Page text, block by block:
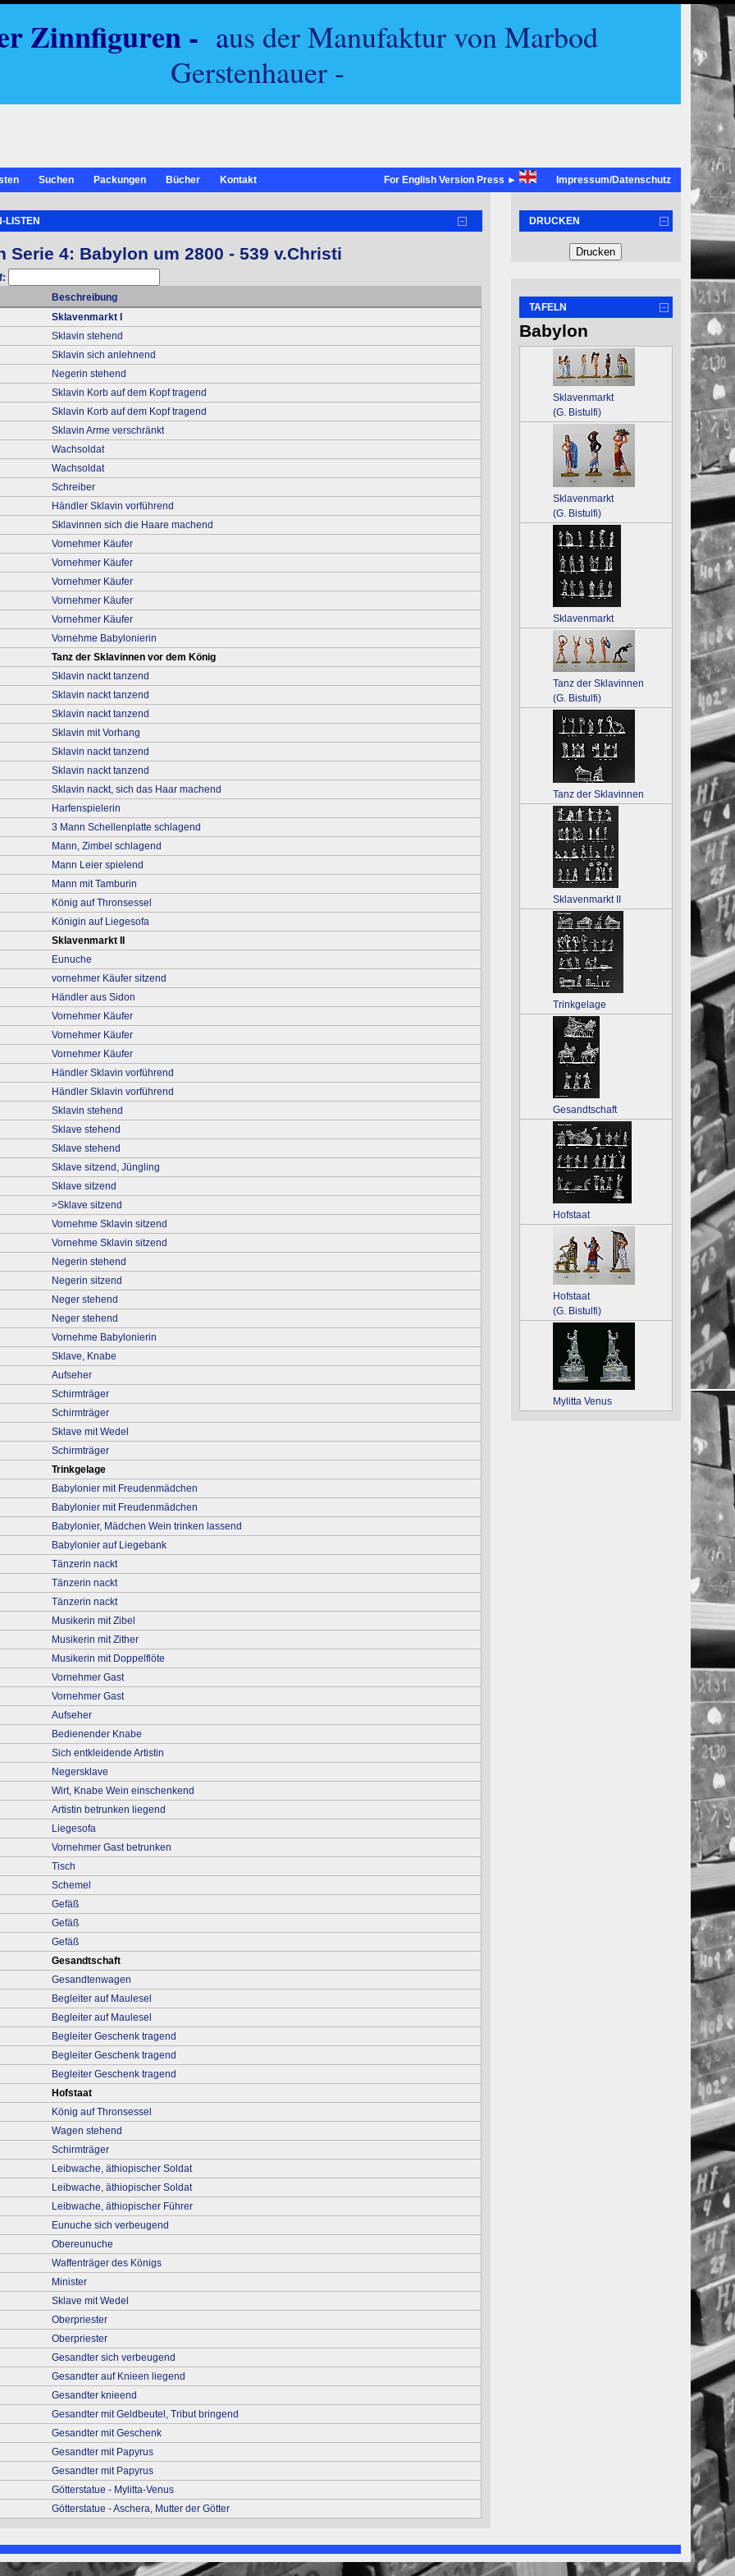
Zinnfiguren - aus der Manufaktur von Marbod
Gerstenhauer -
Suchen Packungen Bücher Kontakt For English Version Press ► Impressum/Datenschutz
LISTEN
Serie 4: Babylon um 2800 - 539 v.Christi
Beschreibung
Sklavenmarkt I
Sklavin stehend
Sklavin sich anlehnend
Negerin stehend
Sklavin Korb auf dem Kopf tragend
Sklavin Korb auf dem Kopf tragend
Sklavin Arme verschränkt
Wachsoldat
Wachsoldat
Schreiber
Händler Sklavin vorführend
Sklavinnen sich die Haare machend
Vornehmer Käufer
Vornehmer Käufer
Vornehmer Käufer
Vornehmer Käufer
Vornehmer Käufer
Vornehme Babylonierin
Tanz der Sklavinnen vor dem König
Sklavin nackt tanzend
Sklavin nackt tanzend
Sklavin nackt tanzend
Sklavin mit Vorhang
Sklavin nackt tanzend
Sklavin nackt tanzend
Sklavin nackt, sich das Haar machend
Harfenspielerin
3 Mann Schellenplatte schlagend
Mann, Zimbel schlagend
Mann Leier spielend
Mann mit Tamburin
König auf Thronsessel
Königin auf Liegesofa
Sklavenmarkt II
Eunuche
vornehmer Käufer sitzend
Händler aus Sidon
Vornehmer Käufer
Vornehmer Käufer
Vornehmer Käufer
Händler Sklavin vorführend
Händler Sklavin vorführend
Sklavin stehend
Sklave stehend
Sklave stehend
Sklave sitzend, Jüngling
Sklave sitzend
>Sklave sitzend
Vornehme Sklavin sitzend
Vornehme Sklavin sitzend
Negerin stehend
Negerin sitzend
Neger stehend
Neger stehend
Vornehme Babylonierin
Sklave, Knabe
Aufseher
Schirmträger
Schirmträger
Sklave mit Wedel
Schirmträger
Trinkgelage
Babylonier mit Freudenmädchen
Babylonier mit Freudenmädchen
Babylonier, Mädchen Wein trinken lassend
Babylonier auf Liegebank
Tänzerin nackt
Tänzerin nackt
Tänzerin nackt
Musikerin mit Zibel
Musikerin mit Zither
Musikerin mit Doppelflöte
Vornehmer Gast
Vornehmer Gast
Aufseher
Bedienender Knabe
Sich entkleidende Artistin
Negersklave
Wirt, Knabe Wein einschenkend
Artistin betrunken liegend
Liegesofa
Vornehmer Gast betrunken
Tisch
Schemel
Gefäß
Gefäß
Gefäß
Gesandtschaft
Gesandtenwagen
Begleiter auf Maulesel
Begleiter auf Maulesel
Begleiter Geschenk tragend
Begleiter Geschenk tragend
Begleiter Geschenk tragend
Hofstaat
König auf Thronsessel
Wagen stehend
Schirmträger
Leibwache, äthiopischer Soldat
Leibwache, äthiopischer Soldat
Leibwache, äthiopischer Führer
Eunuche sich verbeugend
Obereunuche
Waffenträger des Königs
Minister
Sklave mit Wedel
Oberpriester
Oberpriester
Gesandter sich verbeugend
Gesandter auf Knieen liegend
Gesandter knieend
Gesandter mit Geldbeutel, Tribut bringend
Gesandter mit Geschenk
Gesandter mit Papyrus
Gesandter mit Papyrus
Götterstatue - Mylitta-Venus
Götterstatue - Aschera, Mutter der Götter
DRUCKEN
TAFELN
Babylon
Sklavenmarkt
(G. Bistulfi)
Sklavenmarkt
(G. Bistulfi)
Sklavenmarkt
Tanz der Sklavinnen
(G. Bistulfi)
Tanz der Sklavinnen
Sklavenmarkt II
Trinkgelage
Gesandtschaft
Hofstaat
Hofstaat
(G. Bistulfi)
Mylitta Venus